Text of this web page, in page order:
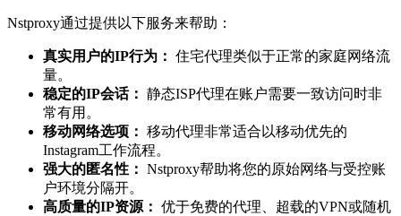
Nstproxy通过提供以下服务来帮助：
真实用户的IP行为： 住宅代理类似于正常的家庭网络流
量。
稳定的IP会话： 静态ISP代理在账户需要一致访问时非
常有用。
移动网络选项： 移动代理非常适合以移动优先的
Instagram工作流程。
强大的匿名性： Nstproxy帮助将您的原始网络与受控账
户环境分隔开。
高质量的IP资源： 优于免费的代理、超载的VPN或随机